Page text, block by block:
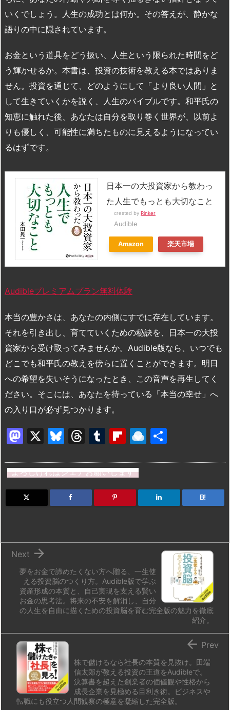
いくでしょう。人生の成功とは何か。その答えが、静かな
語りの中に隠されています。
お金という道具をどう扱い、人生という限られた時間をど
う輝かせるか。本書は、投資の技術を教える本ではありま
せん。投資を通じて、どのようにして「より良い人間」と
して生きていくかを説く、人生のバイブルです。和平氏の
知恵に触れた後、あなたは自分を取り巻く世界が、以前よ
りも優しく、可能性に満ちたものに見えるようになってい
るはずです。
日本一の大投資家から教わっ
た人生でもっとも大切なこと
created by Rinker
Audible
Amazon 楽天市場
Audibleプレミアムプラン無料体験
本当の豊かさは、あなたの内側にすでに存在しています。
それを引き出し、育てていくための秘訣を、日本一の大投
資家から受け取ってみませんか。Audible版なら、いつでも
どこでも和平氏の教えを傍らに置くことができます。明日
への希望を失いそうになったとき、この音声を再生してく
ださい。そこには、あなたを待っている「本当の幸せ」へ
の入り口が必ず見つかります。
M
st
o
d
X
Bl
e
s
k
T
e
a
d
T
m
bl
r
Fl
b
o
ar
R
n
dr
o
よろしければシェアお願いします
B!
夢をお金で諦めたくない方へ贈る、一生使
える投資脳のつくり方。Audible版で学ぶ
資産形成の本質と、自己実現を支える賢い
お金の思考法。将来の不安を解消し、自分
の人生を自由に描くための投資脳を育む完全版の魅力を徹底
紹介。

Next
株で儲けるなら社長の本質を見抜け。田端
信太郎が教える投資の王道をAudibleで。
決算書を超えた創業者の価値観や性格から
成長企業を見極める目利き術。ビジネスや
転職にも役立つ人間観察の極意を凝縮した完全版。
 Prev